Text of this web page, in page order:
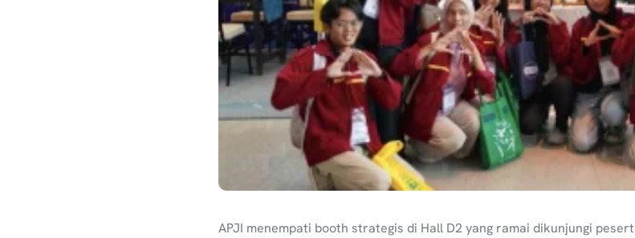
APJI menempati booth strategis di Hall D2 yang ramai dikunjungi